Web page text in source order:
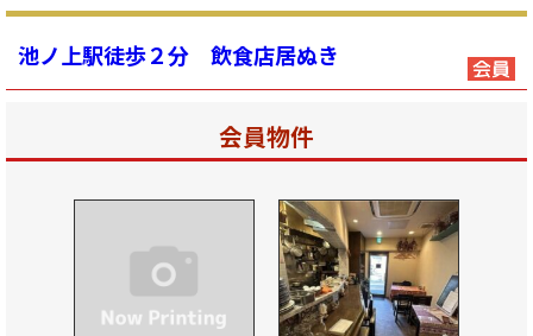
池ノ上駅徒歩２分 飲食店居ぬき
会員物件